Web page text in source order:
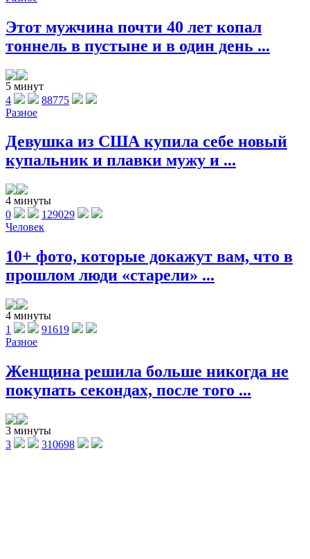
Этот мужчина почти 40 лет копал
тоннель в пустыне и в один день ...
5 минут
4
88775
Разное
Девушка из США купила себе новый
купальник и плавки мужу и ...
4 минуты
0
129029
Человек
10+ фото, которые докажут вам, что в
прошлом люди «старели» ...
4 минуты
1
91619
Разное
Женщина решила больше никогда не
покупать секондах, после того ...
3 минуты
3
310698